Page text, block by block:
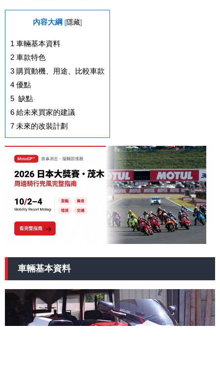
內容大綱 [隱藏]
1 車輛基本資料
2 車款特色
3 購買動機、用途、比較車款
4 優點
5 缺點
6 給未來買家的建議
7 未來的改裝計劃
車輛基本資料